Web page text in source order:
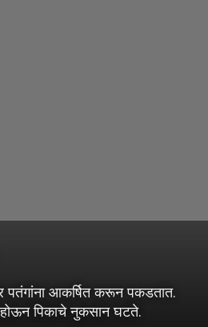
पतंगांना आकर्षित करून पकडतात.
पिकाचे नुकसान घटते.